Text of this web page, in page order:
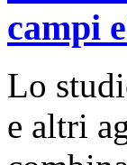
campi
Lo
e altri